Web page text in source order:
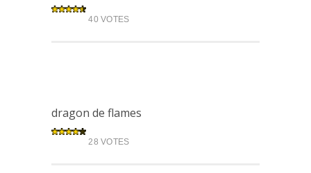
40 VOTES
dragon de flames
28 VOTES